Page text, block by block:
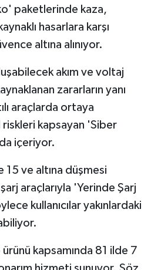
paketlerinde kaza,
hasarlara karşı
altına alınıyor.
akım ve voltaj
zararların yanı
araçlarda ortaya
riskleri kapsayan 'Siber
içeriyor.
15 ve altına düşmesi
araçlarıyla 'Yerinde Şarj
kullanıcılar yakınlardaki
kapsamında 81 ilde 7